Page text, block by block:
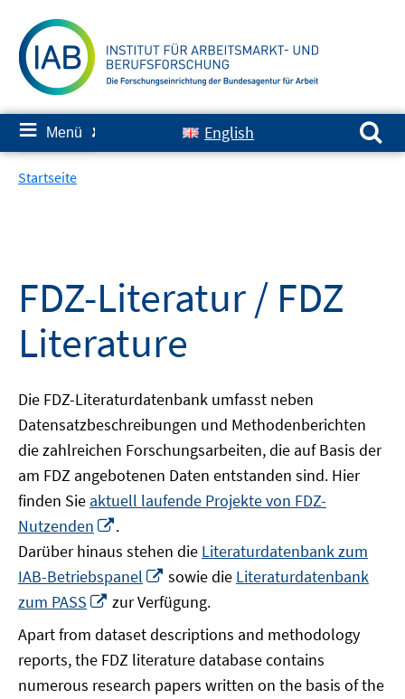
zum
Inhalt
≡ Menü ✘ English
Suchen nach:
Startseite
FDZ-Literatur / FDZ
Literature
Die FDZ-Literaturdatenbank umfasst neben
Datensatzbeschreibungen und Methodenberichten
die zahlreichen Forschungsarbeiten, die auf Basis der
am FDZ angebotenen Daten entstanden sind. Hier
finden Sie aktuell laufende Projekte von FDZ-
Nutzenden
neuem
Fenster
öffnen
.
Darüber hinaus stehen die Literaturdatenbank zum
IAB-Betriebspanel
In
neuem
Fenster
öffnen
sowie die Literaturdatenbank
zum PASS
In
Fenster
öffnen
zur Verfügung.
Apart from dataset descriptions and methodology
reports, the FDZ literature database contains
numerous research papers written on the basis of the